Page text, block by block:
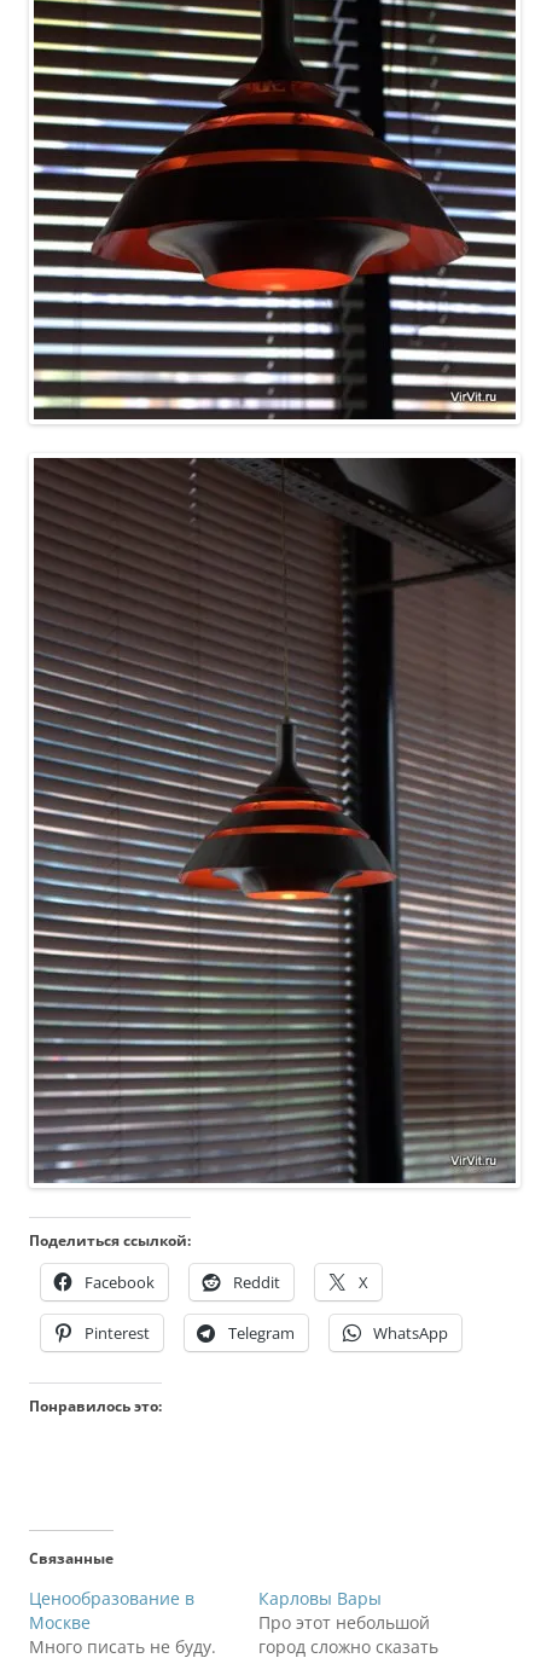
Поделиться ссылкой:
Facebook Reddit X
Pinterest Telegram WhatsApp
Понравилось это:
Связанные
Ценообразование в
Москве
Много писать не буду.
Карловы Вары
Про этот небольшой
город сложно сказать